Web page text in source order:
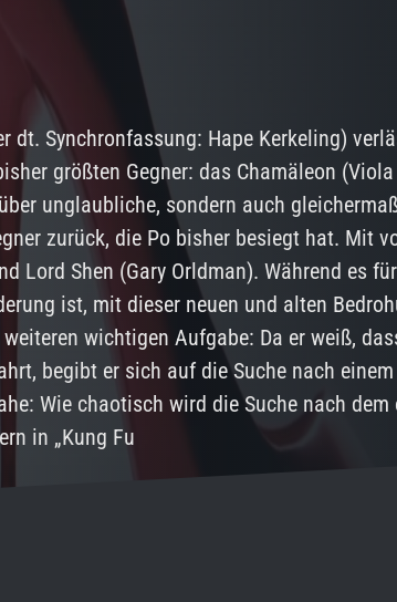
dt. Synchronfassung: Hape Kerkeling)
größten Gegner: das Chamäleon
unglaubliche, sondern auch
zurück, die Po bisher besiegt hat. Mit
Lord Shen (Gary Orldman). Während es
ist, mit dieser neuen und alten
wichtigen Aufgabe: Da er weiß,
begibt er sich auf die Suche nach
Wie chaotisch wird die Suche nach dem
in „Kung Fu